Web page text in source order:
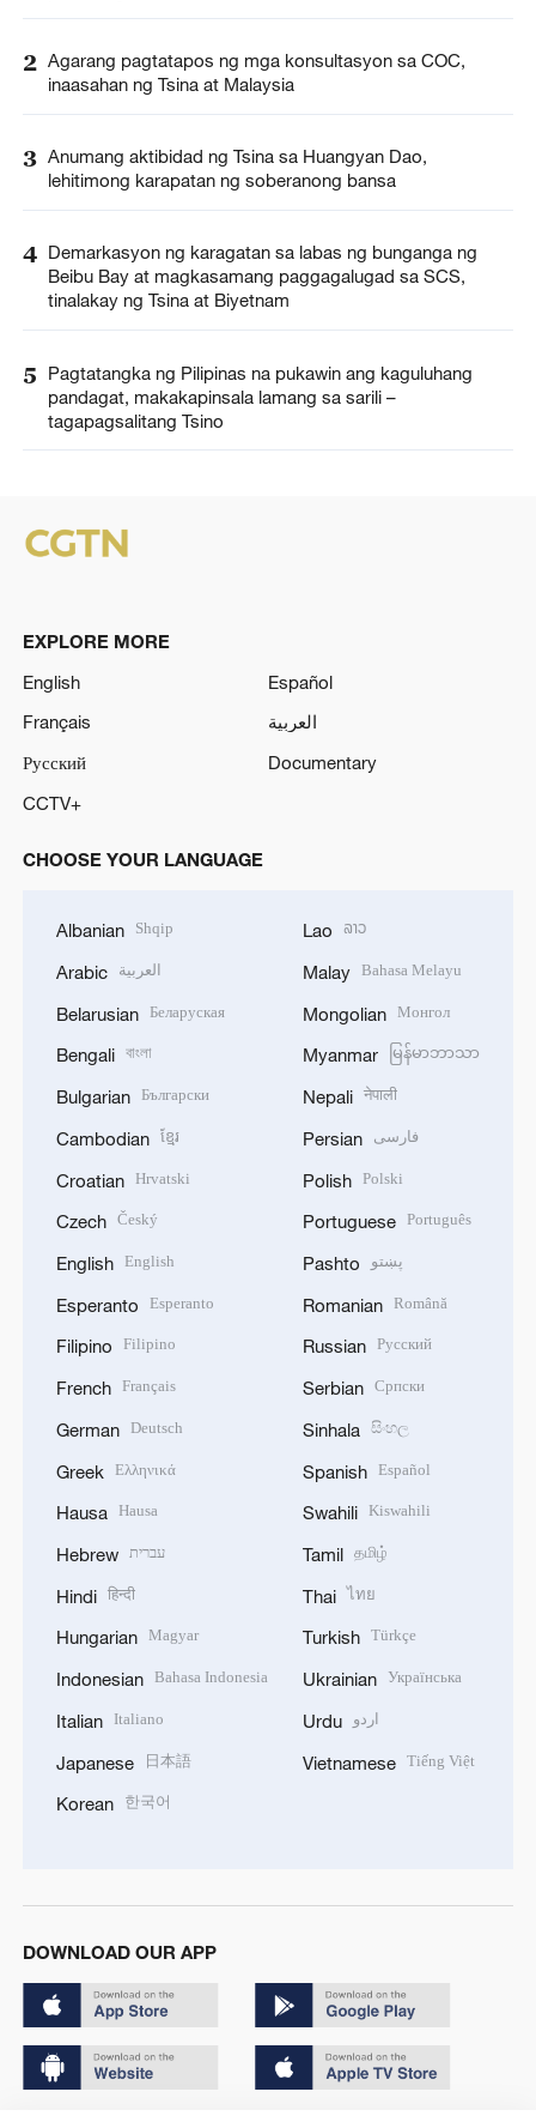
2 Agarang pagtatapos ng mga konsultasyon sa COC,
inaasahan ng Tsina at Malaysia
3 Anumang aktibidad ng Tsina sa Huangyan Dao,
lehitimong karapatan ng soberanong bansa
4 Demarkasyon ng karagatan sa labas ng bunganga ng
Beibu Bay at magkasamang paggagalugad sa SCS,
tinalakay ng Tsina at Biyetnam
5
Pagtatangka ng Pilipinas na pukawin ang kaguluhang
pandagat, makakapinsala lamang sa sarili –
tagapagsalitang Tsino
EXPLORE MORE
English
Español
Français
العربية
Русский
Documentary
CCTV+
CHOOSE YOUR LANGUAGE
Albanian Shqip
Arabic العربية
Belarusian Беларуская
Bengali বাংলা
Bulgarian Български
Cambodian ខ្មែរ
Croatian Hrvatski
Czech Český
English English
Esperanto Esperanto
Filipino Filipino
French Français
German Deutsch
Greek Ελληνικά
Hausa Hausa
Hebrew עברית
Hindi हिन्दी
Hungarian Magyar
Indonesian Bahasa Indonesia
Italian Italiano
Japanese 日本語
Korean 한국어
Lao ລາວ
Malay Bahasa Melayu
Mongolian Монгол
Myanmar မြန်မာဘာသာ
Nepali नेपाली
Persian فارسی
Polish Polski
Portuguese Português
Pashto پښتو
Romanian Română
Russian Русский
Serbian Српски
Sinhala සිංහල
Spanish Español
Swahili Kiswahili
Tamil தமிழ்
Thai ไทย
Turkish Türkçe
Ukrainian Українська
Urdu اردو
Vietnamese Tiếng Việt
DOWNLOAD OUR APP